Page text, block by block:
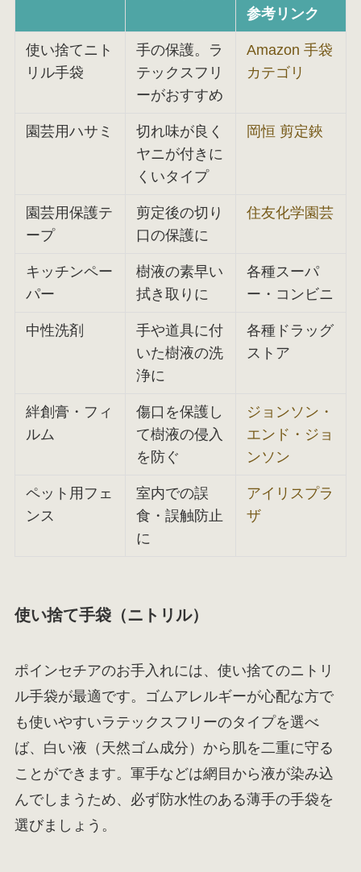
参考リンク
使い捨てニト
リル手袋
手の保護。ラ
テックスフリ
ーがおすすめ
Amazon 手袋
カテゴリ
園芸用ハサミ
切れ味が良く
ヤニが付きに
くいタイプ
岡恒 剪定鋏
園芸用保護テ
ープ
剪定後の切り
口の保護に
住友化学園芸
キッチンペー
パー
樹液の素早い
拭き取りに
各種スーパ
ー・コンビニ
中性洗剤
手や道具に付
いた樹液の洗
浄に
各種ドラッグ
ストア
絆創膏・フィ
ルム
傷口を保護し
て樹液の侵入
を防ぐ
ジョンソン・
エンド・ジョ
ンソン
ペット用フェ
ンス
室内での誤
食・誤触防止
に
アイリスプラ
ザ
使い捨て手袋（ニトリル）
ポインセチアのお手入れには、使い捨てのニトリ
ル手袋が最適です。ゴムアレルギーが心配な方で
も使いやすいラテックスフリーのタイプを選べ
ば、白い液（天然ゴム成分）から肌を二重に守る
ことができます。軍手などは網目から液が染み込
んでしまうため、必ず防水性のある薄手の手袋を
選びましょう。